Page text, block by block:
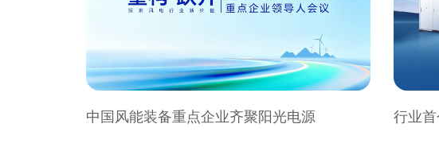
中国风能装备重点企业齐聚阳光电源 行业